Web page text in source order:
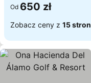
Od 650 zł
Zobacz ceny z 15 stron